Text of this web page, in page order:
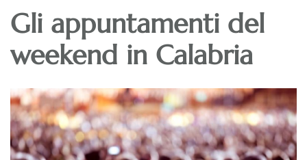
Gli appuntamenti del
weekend in Calabria